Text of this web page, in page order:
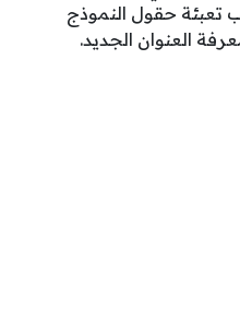
تعبئة حقول النموذج
العنوان الجديد.